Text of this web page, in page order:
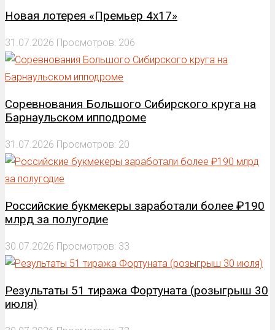
Новая лотерея «Премьер 4х17»
31.07.2026 Просмотров: 206
Соревнования Большого Сибирского круга на
Барнаульском ипподроме
31.07.2026 Просмотров: 20
Российские букмекеры заработали более ₽190
млрд за полугодие
30.07.2026 Просмотров: 33
Результаты 51 тиража Фортуната (розыгрыш 30
июля)